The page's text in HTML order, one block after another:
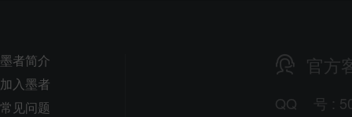
墨者简介
加入墨者
常见问题
官方
QQ 号 :